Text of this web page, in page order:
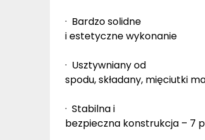
· Bardzo solidne
i estetyczne wykonanie
· Usztywniany od
spodu, składany, mięciutki
· Stabilna i
bezpieczna konstrukcja – 7